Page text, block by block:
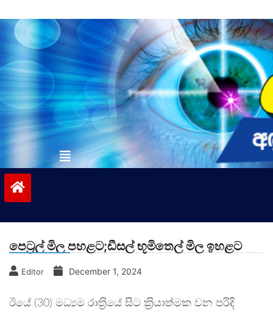
to
contentvinivida.lk
පෙට්‍රල් මිල පහළට;ඩීසල් භූමිතෙල් මිල ඉහළට
Editor December 1, 2024
ඊයේ (30) මධ්‍යම රාත‍්‍රියේ සිට ක‍්‍රියාත්මක වන පරිදි